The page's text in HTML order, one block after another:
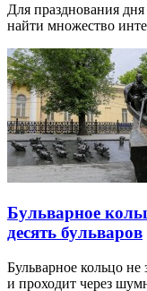
Для празднования
найти множество
Бульварное
десять бульваров
Бульварное кольцо
и проходит через